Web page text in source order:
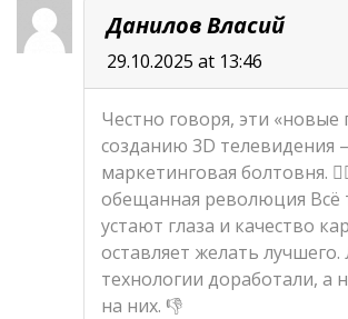
Данилов Власий
29.10.2025 at 13:46
Честно говоря, эти «новые
созданию 3D телевидения
маркетинговая болтовня.
обещанная революция Всё
устают глаза и качество
оставляет желать
технологии доработали, а
на них. 👎